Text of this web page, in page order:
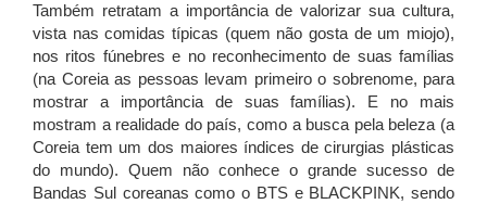
Também retratam a importância de valorizar sua cultura,
vista nas comidas típicas (quem não gosta de um miojo),
nos ritos fúnebres e no reconhecimento de suas famílias
(na Coreia as pessoas levam primeiro o sobrenome, para
mostrar a importância de suas famílias). E no mais
mostram a realidade do país, como a busca pela beleza (a
Coreia tem um dos maiores índices de cirurgias plásticas
do mundo). Quem não conhece o grande sucesso de
Bandas Sul coreanas como o BTS e BLACKPINK, sendo